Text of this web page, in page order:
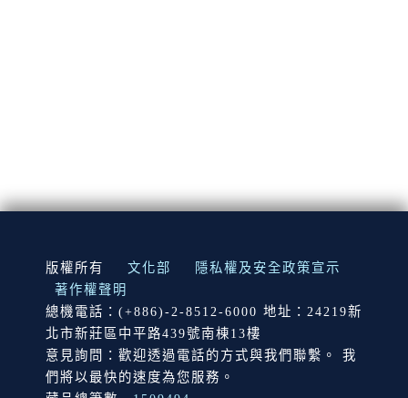
:::
版權所有 文化部
隱私權及安全政策宣示
著作權聲明
總機電話：(+886)-2-8512-6000 地址：24219新
北市新莊區中平路439號南棟13樓
意見詢問：歡迎透過電話的方式與我們聯繫。 我
們將以最快的速度為您服務。